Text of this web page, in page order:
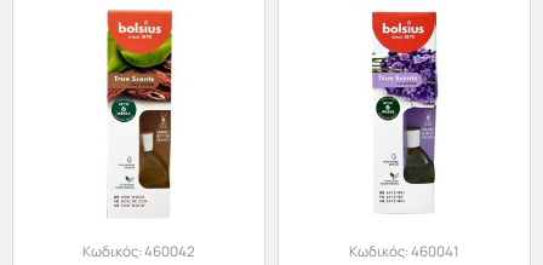
Κωδικός:460042
Κωδικός:460041